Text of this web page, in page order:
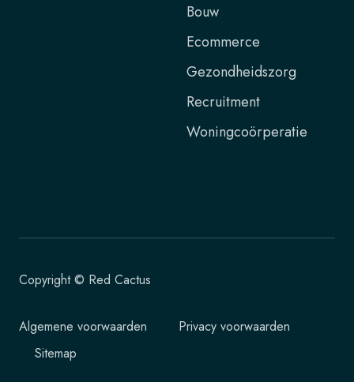
Bouw
Ecommerce
Gezondheidszorg
Recruitment
Woningcoörperatie
Copyright © Red Cactus
Algemene voorwaarden
Privacy voorwaarden
Sitemap